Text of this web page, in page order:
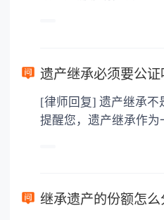
所得税、契税和公证
要缴纳公证费，具体如下： 1. 公证费
3. 印花税：按房屋评估价
地增值税：按房价1%缴纳 5. 房屋产权登
遗产继承必须要公证
[律师回复] 遗产继承不是必须要公证。法律快车
提醒您，遗产继承作
下都是不需要公证的
以防对财产继承发生纠
继承遗产的份额怎么